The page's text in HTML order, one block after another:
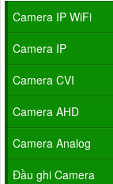
Camera IP WiFi
Camera IP
Camera CVI
Camera AHD
Camera Analog
Đầu ghi Camera